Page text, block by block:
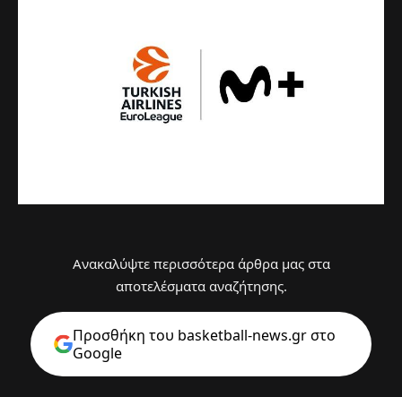
Ανακαλύψτε περισσότερα άρθρα μας στα
αποτελέσματα αναζήτησης.
Προσθήκη του basketball-news.gr στo
Google